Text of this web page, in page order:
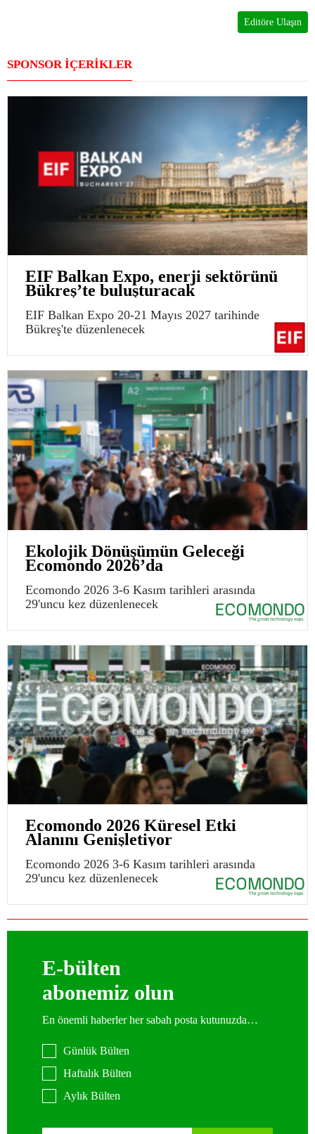
Editöre Ulaşın
SPONSOR İÇERİKLER
EIF Balkan Expo, enerji sektörünü
Bükreş’te buluşturacak
EIF Balkan Expo 20-21 Mayıs 2027 tarihinde
Bükreş'te düzenlenecek
Ekolojik Dönüşümün Geleceği
Ecomondo 2026’da
Ecomondo 2026 3-6 Kasım tarihleri arasında
29'uncu kez düzenlenecek
Ecomondo 2026 Küresel Etki
Alanını Genişletiyor
Ecomondo 2026 3-6 Kasım tarihleri arasında
29'uncu kez düzenlenecek
E-bülten
abonemiz olun
En önemli haberler her sabah posta kutunuzda…
Günlük Bülten
Haftalık Bülten
Aylık Bülten